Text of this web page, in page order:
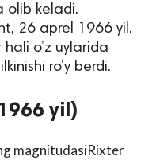
olib keladi.
26 aprel 1966 yil.
o’z uylarida
ro’y berdi.
yil)
magnitudasiRixter